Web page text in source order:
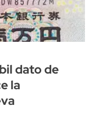
dato de
la